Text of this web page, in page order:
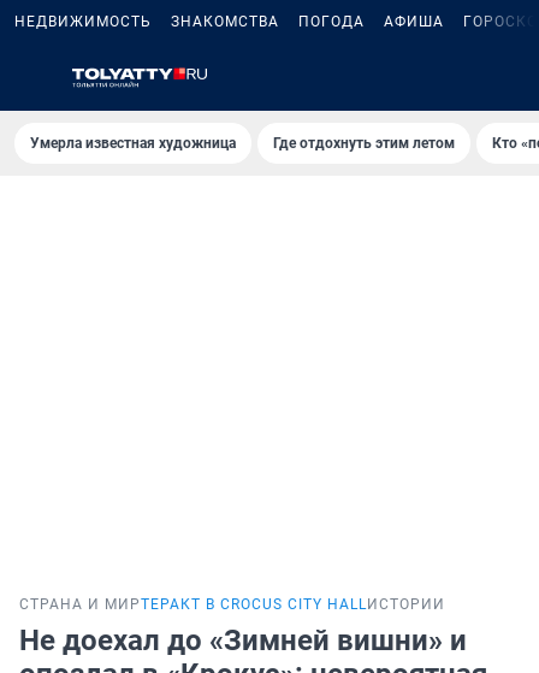
НЕДВИЖИМОСТЬ ЗНАКОМСТВА ПОГОДА АФИША
Умерла известная художница Где отдохнуть этим летом Кто
СТРАНА И МИРТЕРАКТ В CROCUS CITY HALLИСТОРИИ
Не доехал до «Зимней вишни» и